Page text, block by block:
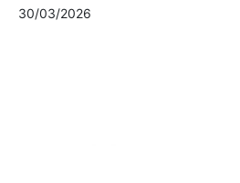
30/03/2026